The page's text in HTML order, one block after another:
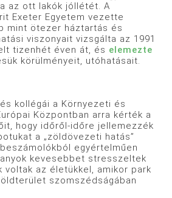
az ott lakók jóllétét. A
Exeter Egyetem vezette
mint ötezer háztartás és
viszonyait vizsgálta az 1991
tizenhét éven át, és elemezte
körülményeit, utóhatásait.
kollégái a Környezeti és
Központban arra kérték a
hogy időről-időre jellemezzék
a „zöldövezeti hatás”
egyértelműen
kevesebbet stresszeltek
az életükkel, amikor park
szomszédságában